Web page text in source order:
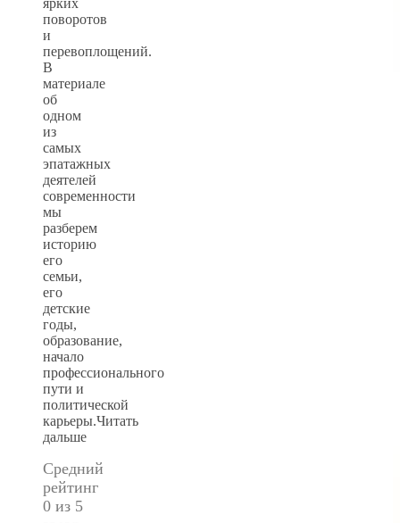
поворотов
и
перевоплощений.
В
материале
об
одном
из
самых
эпатажных
деятелей
современности
мы
разберем
историю
его
семьи,
его
детские
годы,
образование,
начало
профессионального
пути и
политической
карьеры.Читать
дальше
Средний
рейтинг
0 из 5